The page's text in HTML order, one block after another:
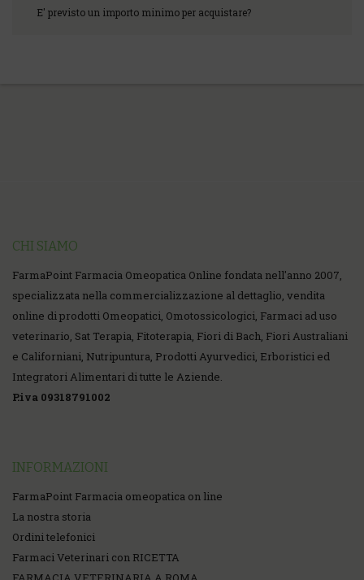
E' previsto un importo minimo per acquistare?
CHI SIAMO
FarmaPoint Farmacia Omeopatica Online fondata nell'anno 2007,
specializzata nella commercializzazione al dettaglio, vendita
online di prodotti Omeopatici, Omotossicologici, Farmaci ad uso
veterinario, Sat Terapia, Fitoterapia, Fiori di Bach, Fiori Australiani
e Californiani, Nutripuntura, Prodotti Ayurvedici, Erboristici ed
Integratori Alimentari di tutte le Aziende.
P.iva 09318791002
INFORMAZIONI
FarmaPoint Farmacia omeopatica on line
La nostra storia
Ordini telefonici
Farmaci Veterinari con RICETTA